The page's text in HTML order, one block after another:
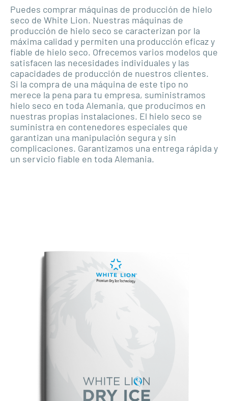
Puedes comprar máquinas de producción de hielo
seco de White Lion. Nuestras máquinas de
producción de hielo seco se caracterizan por la
máxima calidad y permiten una producción eficaz y
fiable de hielo seco. Ofrecemos varios modelos que
satisfacen las necesidades individuales y las
capacidades de producción de nuestros clientes.
Si la compra de una máquina de este tipo no
merece la pena para tu empresa, suministramos
hielo seco en toda Alemania, que producimos en
nuestras propias instalaciones. El hielo seco se
suministra en contenedores especiales que
garantizan una manipulación segura y sin
complicaciones. Garantizamos una entrega rápida y
un servicio fiable en toda Alemania.